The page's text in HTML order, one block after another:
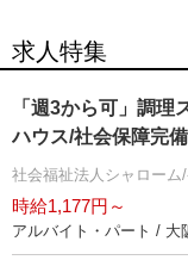
求人特集
「週3から可」調理
ハウス/社会保障完備
社会福祉法人シャロー
時給1,177円～
アルバイト・パート / 大